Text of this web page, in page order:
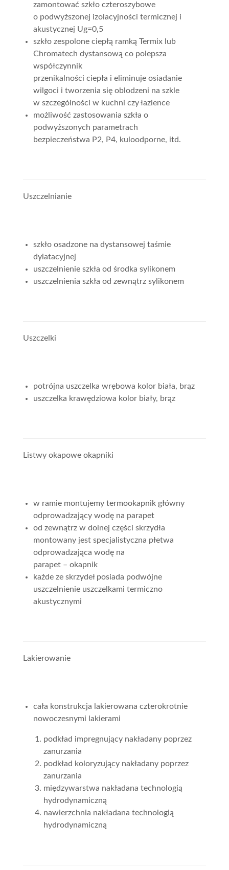
zamontować szkło czteroszybowe
o podwyższonej izolacyjności termicznej i
akustycznej Ug=0,5
szkło zespolone ciepłą ramką Termix lub
Chromatech dystansową co polepsza
współczynnik
przenikalności ciepła i eliminuje osiadanie
wilgoci i tworzenia się oblodzeni na szkle
w szczególności w kuchni czy łazience
możliwość zastosowania szkła o
podwyższonych parametrach
bezpieczeństwa P2, P4, kuloodporne, itd.
Uszczelnianie
szkło osadzone na dystansowej taśmie
dylatacyjnej
uszczelnienie szkła od środka sylikonem
uszczelnienia szkła od zewnątrz sylikonem
Uszczelki
potrójna uszczelka wrębowa kolor biała, brąz
uszczelka krawędziowa kolor biały, brąz
Listwy okapowe okapniki
w ramie montujemy termookapnik główny
odprowadzający wodę na parapet
od zewnątrz w dolnej części skrzydła
montowany jest specjalistyczna płetwa
odprowadzająca wodę na
parapet – okapnik
każde ze skrzydeł posiada podwójne
uszczelnienie uszczelkami termiczno
akustycznymi
Lakierowanie
cała konstrukcja lakierowana czterokrotnie
nowoczesnymi lakierami
podkład impregnujący nakładany poprzez
zanurzania
podkład koloryzujący nakładany poprzez
zanurzania
międzywarstwa nakładana technologią
hydrodynamiczną
nawierzchnia nakładana technologią
hydrodynamiczną